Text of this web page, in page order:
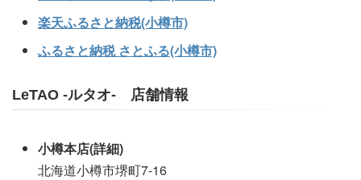
楽天ふるさと納税(小樽市)
ふるさと納税 さとふる(小樽市)
LeTAO -ルタオ- 店舗情報
小樽本店(詳細)
北海道小樽市堺町7-16